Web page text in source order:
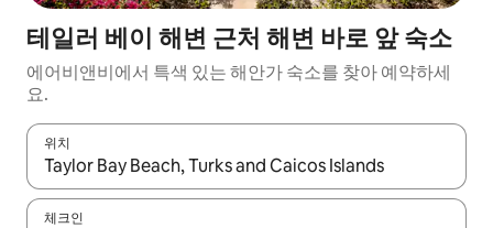
테일러 베이 해변 근처 해변 바로 앞 숙소
에어비앤비에서 특색 있는 해안가 숙소를 찾아 예약하세
요.
위치
결과가 나오면 위·아래 화살표 키를 사용하거나 터치 또는 스와이
체크인